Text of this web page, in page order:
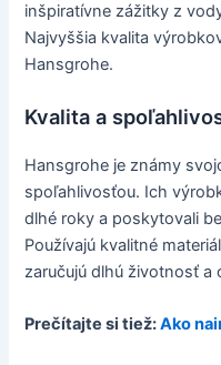
inšpiratívne zážitky z
Najvyššia kvalita
Hansgrohe.
Kvalita a
Hansgrohe je známy
spoľahlivosťou. Ich
dlhé roky a poskytovali
Používajú kvalitné
zaručujú dlhú životnosť
Prečítajte si tiež:Ako